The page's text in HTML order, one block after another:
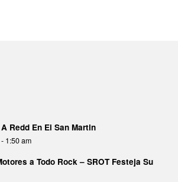
Redd En El San Martin
1:50 am
a Todo Rock – SROT Festeja Su